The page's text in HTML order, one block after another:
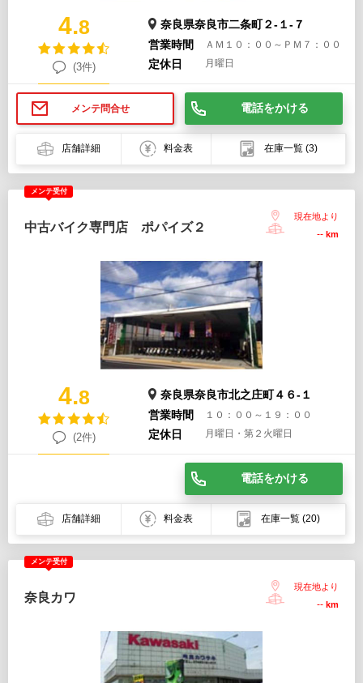
4.8
(3件)
奈良県奈良市二条町２-１-７
営業時間
ＡＭ１０：００～ＰＭ７：００
定休日 月曜日
メンテ問合せ 電話をかける
店舗詳細 料金表 在庫一覧 (3)
メンテ受付
中古バイク専門店 ポパイズ２
現在地より
-- km
4.8
(2件)
奈良県奈良市北之庄町４６-１
営業時間
１０：００～１９：００
定休日 月曜日・第２火曜日
電話をかける
店舗詳細 料金表 在庫一覧 (20)
メンテ受付
奈良カワ
現在地より
-- km